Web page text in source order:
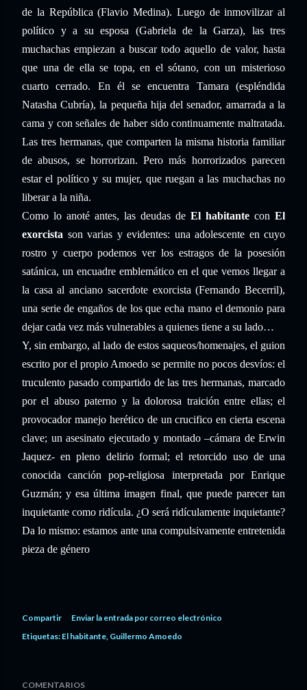
de la República (Flavio Medina). Luego de inmovilizar al
político y a su esposa (Gabriela de la Garza), las tres
muchachas empiezan a buscar todo aquello de valor, hasta
que una de ella se topa, en el sótano, con un misterioso
cuarto cerrado. En él se encuentra Tamara (espléndida
Natasha Cubría), la pequeña hija del senador, amarrada a la
cama y con señales de haber sido continuamente maltratada.
Las tres hermanas, que comparten la misma historia familiar
de abusos, se horrorizan. Pero más horrorizados parecen
estar el político y su mujer, que ruegan a las muchachas no
liberar a la niña.
Como lo anoté antes, las deudas de El habitante con El
exorcista son varias y evidentes: una adolescente en cuyo
rostro y cuerpo podemos ver los estragos de la posesión
satánica, un encuadre emblemático en el que vemos llegar a
la casa al anciano sacerdote exorcista (Fernando Becerril),
una serie de engaños de los que echa mano el demonio para
dejar cada vez más vulnerables a quienes tiene a su lado…
Y, sin embargo, al lado de estos saqueos/homenajes, el guion
escrito por el propio Amoedo se permite no pocos desvíos: el
truculento pasado compartido de las tres hermanas, marcado
por el abuso paterno y la dolorosa traición entre ellas; el
provocador manejo herético de un crucifico en cierta escena
clave; un asesinato ejecutado y montado –cámara de Erwin
Jaquez- en pleno delirio formal; el retorcido uso de una
conocida canción pop-religiosa interpretada por Enrique
Guzmán; y esa última imagen final, que puede parecer tan
inquietante como ridícula. ¿O será ridículamente inquietante?
Da lo mismo: estamos ante una compulsivamente entretenida
pieza de género
Compartir
Enviar la entrada por correo electrónico
Etiquetas: El habitante Guillermo Amoedo
COMENTARIOS